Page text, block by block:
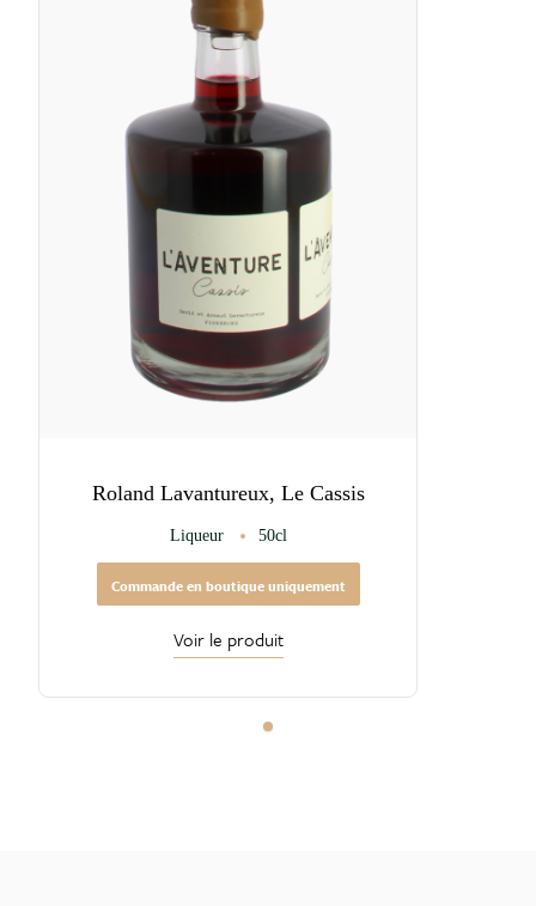
Roland Lavantureux, Le Cassis
Liqueur 50cl
Commande en boutique uniquement
Voir le produit